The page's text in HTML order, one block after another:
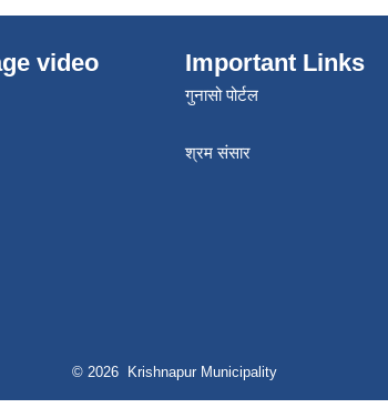
video Important Links
गुनासो पोर्टल
श्रम संसार
© 2026 Krishnapur Municipality